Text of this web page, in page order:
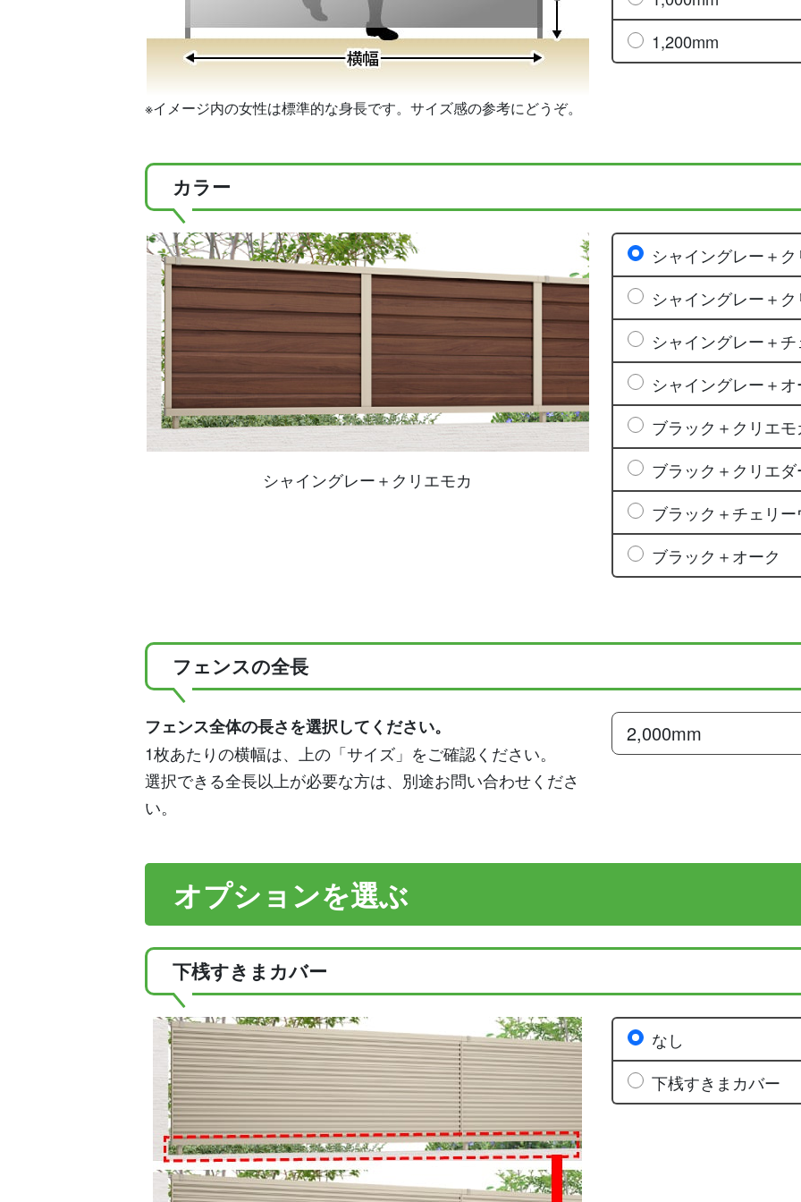
※イメージ内の女性は標準的な身長です。サイズ感の参考にどうぞ。
1,200mm
カラー
シャイングレー＋クリエモカ
シャイングレー＋
シャイングレー＋
シャイングレー＋
シャイングレー＋オ
ブラック＋クリエモ
ブラック＋クリエダ
ブラック＋チェリー
ブラック＋オーク
フェンスの全長
フェンス全体の長さを選択してください。
1枚あたりの横幅は、上の「サイズ」をご確認ください。
選択できる全長以上が必要な方は、別途お問い合わせくださ
い。
オプションを選ぶ
下桟すきまカバー
なし
下桟すきまカバー